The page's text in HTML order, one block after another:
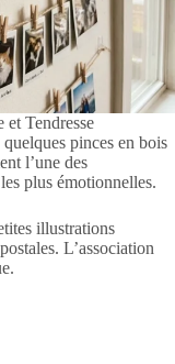
Tendresse
pinces en bois
l’une des
plus émotionnelles.
illustrations
L’association